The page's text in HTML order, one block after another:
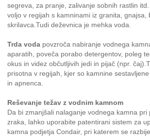
segreva, za pranje, zalivanje sobnih rastlin
voljo v regijah s kamninami iz granita, gnajsa,
skrilavca.Tudi deževnica je mehka voda.
Trda voda povzroča nabiranje vodnega
aparatih, poveča porabo detergentov, poleg
okus in videz občutljivih jedi in pijač (npr.
prisotna v regijah, kjer so kamnine
in apnenca.
Reševanje težav z vodnim kamnom
Da bi zmanjšali nalaganje vodnega kamna pri
zraka, lahko uporabite patentirani sistem za
kamna podjetja Condair, pri katerem se